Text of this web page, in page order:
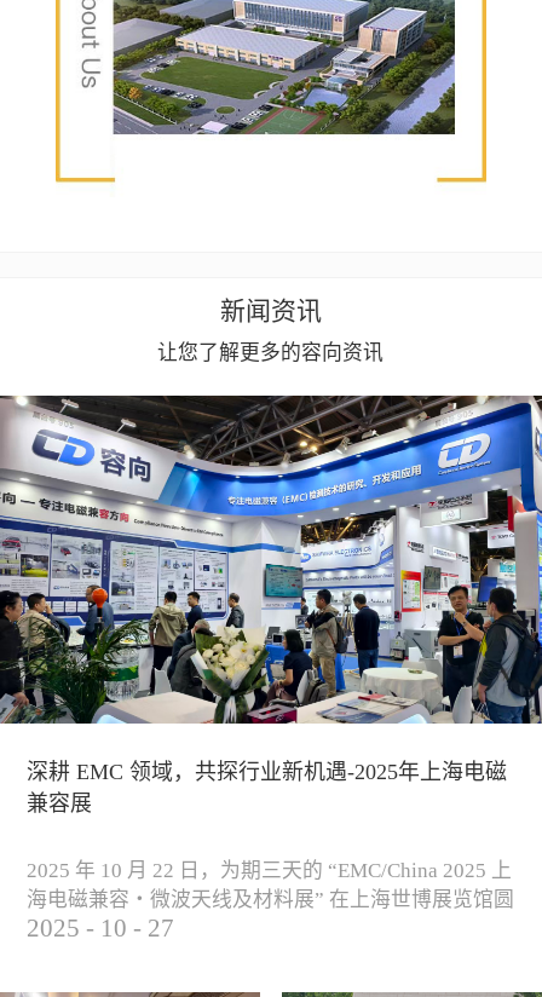
新闻资讯
让您了解更多的容向资讯
深耕 EMC 领域，共探行业新机遇-2025年上海电磁
兼容展
2025 年 10 月 22 日，为期三天的 “EMC/China 2025 上
海电磁兼容・微波天线及材料展” 在上海世博展览馆圆
满落下帷幕。作为电磁兼容领域的行业盛会，本届展
2025 - 10 - 27